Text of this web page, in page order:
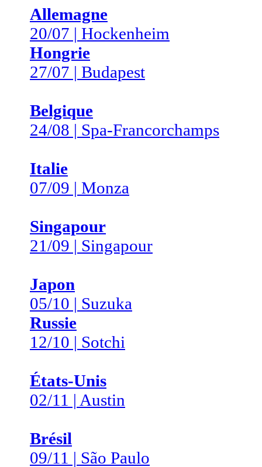
Allemagne
20/07 | Hockenheim
Hongrie
27/07 | Budapest
Belgique
24/08 | Spa-Francorchamps
Italie
07/09 | Monza
Singapour
21/09 | Singapour
Japon
05/10 | Suzuka
Russie
12/10 | Sotchi
États-Unis
02/11 | Austin
Brésil
09/11 | São Paulo